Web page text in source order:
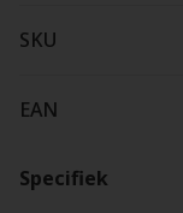
SKU
EAN
Specifiek